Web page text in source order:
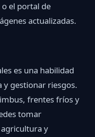
o el portal de
actualizadas.
es una habilidad
y gestionar riesgos.
frentes fríos y
tomar
agricultura y